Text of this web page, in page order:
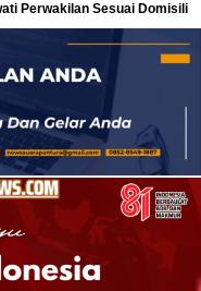
Sesuai Domisili,